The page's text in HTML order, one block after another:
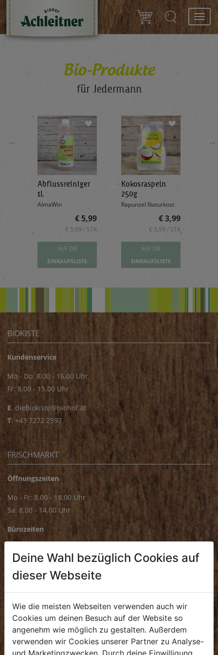
Bio-Produkte
für Jedermann
←
Abflussreiniger
1L
AlmaWin
€ 5,99
€ 5,99 / STK
AUF DIE
EINKAUFSLISTE
Kokosraspeln
250g
Rapunzel Naturkost
€ 3,99
€ 3,99 / STK
AUF DIE
EINKAUFSLISTE
→
BIOKISTE
Kundenservice
Mo - Do: 8.00 - 16.00 Uhr
Fr: 8.00 - 15.00 Uhr
E. dieBiokiste@biohof.at
T. +43 7272 2597
FRISCHMARKT
Öffnungszeiten
Mo - Fr: 8.00 - 18.00 Uhr
Sa: 8.00 - 14.00 Uhr
Bürozeiten
.+43 7272 4859 70
KULINARIUM
Deine Wahl bezüglich Cookies auf
dieser Webseite
Wie die meisten Webseiten verwenden auch wir
Cookies um deinen Besuch auf der Website so
angenehm wie möglich zu gestalten. Außerdem
verwenden wir Cookies unserer Partner zu Analyse-
und Marketingzwecken. Durch deine Einwilligung